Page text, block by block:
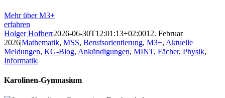
Mehr über M3+
erfahren
Holger Hofherr2026-06-30T12:01:13+02:0012. Februar
2026|Mathematik, MSS, Berufsorientierung, M3+, Aktuelle
Meldungen, KG-Blog, Ankündigungen, MINT, Fächer, Physik,
Informatik|
Karolinen-Gymnasium